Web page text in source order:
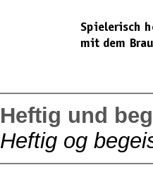
Heftig und
Heftig og